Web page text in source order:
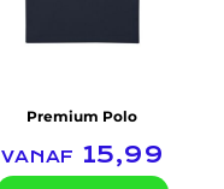
Premium Polo
vanaf 15,99